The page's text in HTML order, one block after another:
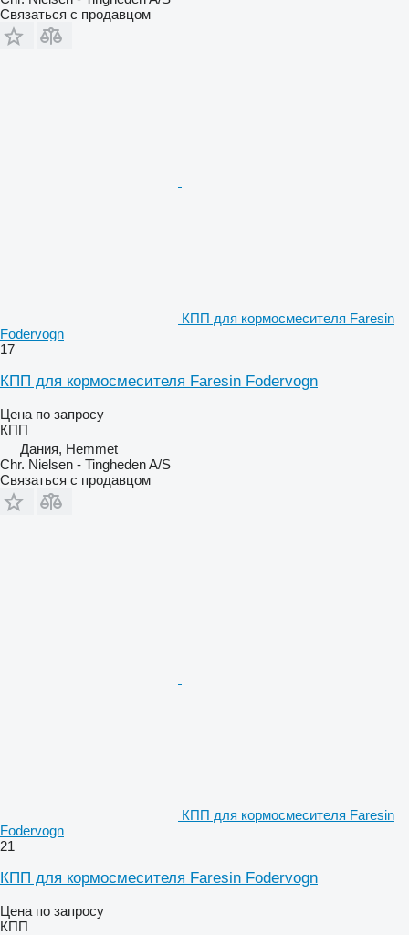
Связаться с продавцом
КПП для кормосмесителя Faresin
Fodervogn
17
КПП для кормосмесителя Faresin Fodervogn
Цена по запросу
КПП
Дания, Hemmet
Chr. Nielsen - Tingheden A/S
Связаться с продавцом
КПП для кормосмесителя Faresin
Fodervogn
21
КПП для кормосмесителя Faresin Fodervogn
Цена по запросу
КПП